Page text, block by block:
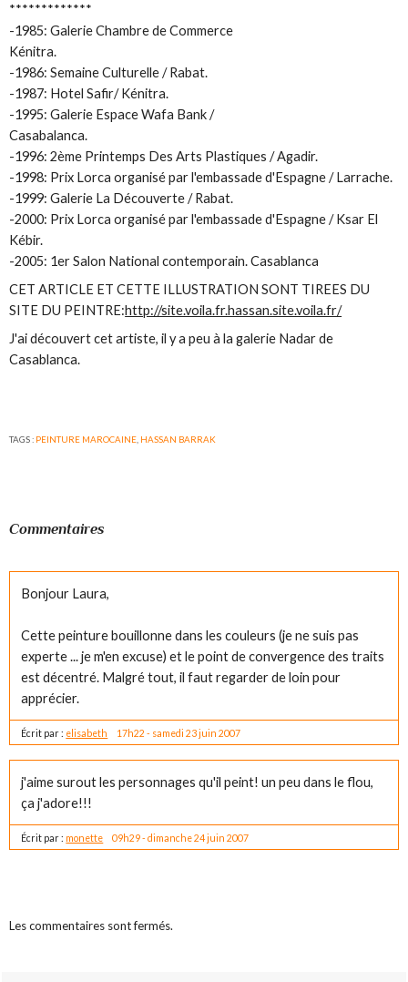
*************
-1985: Galerie Chambre de Commerce
Kénitra.
-1986: Semaine Culturelle / Rabat.
-1987: Hotel Safir/ Kénitra.
-1995: Galerie Espace Wafa Bank /
Casabalanca.
-1996: 2ème Printemps Des Arts Plastiques / Agadir.
-1998: Prix Lorca organisé par l'embassade d'Espagne / Larrache.
-1999: Galerie La Découverte / Rabat.
-2000: Prix Lorca organisé par l'embassade d'Espagne / Ksar El
Kébir.
-2005: 1er Salon National contemporain. Casablanca
CET ARTICLE ET CETTE ILLUSTRATION SONT TIREES DU
SITE DU PEINTRE:http://site.voila.fr.hassan.site.voila.fr/
J'ai découvert cet artiste, il y a peu à la galerie Nadar de
Casablanca.
TAGS : PEINTURE MAROCAINE HASSAN BARRAK
Commentaires
Bonjour Laura,
Cette peinture bouillonne dans les couleurs (je ne suis pas
experte ... je m'en excuse) et le point de convergence des traits
est décentré. Malgré tout, il faut regarder de loin pour
apprécier.
Écrit par : elisabeth 17h22 - samedi 23 juin 2007
j'aime surout les personnages qu'il peint! un peu dans le flou,
ça j'adore!!!
Écrit par : monette 09h29-dimanche 24 juin 2007
Les commentaires sont fermés.